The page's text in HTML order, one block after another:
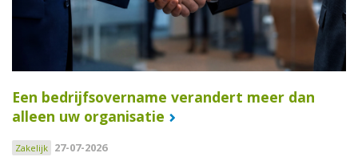
Een bedrijfsovername verandert meer dan
alleen uw organisatie
Zakelijk 27-07-2026